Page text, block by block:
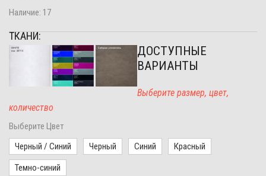
Наличие: 17
ТКАНИ:
ДОСТУПНЫЕ
ВАРИАНТЫ
Выберите размер, цвет,
количество
Выберите Цвет
Черный / Синий
Черный Синий
Красный
Темно-синий